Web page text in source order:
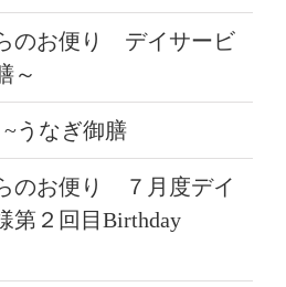
のお便り デイサービ
～
うなぎ御膳
のお便り ７月度デイ
第２回目Birthday